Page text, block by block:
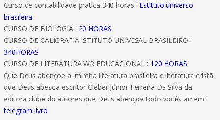
Curso de contabilidade pratica 340 horas : Estituto universo
brasileira
CURSO DE BIOLOGIA : 20 HORAS
CURSO DE CALIGRAFIA ISTITUTO UNIVESAL BRASILEIRO :
340HORAS
CURSO DE LITERATURA WR EDUCACIONAL : 120 HORAS
Que Deus abençoe a .mimha literatura brasileira e literatura cristã
que Deus abesoa escritor Cleber Júnior Ferreira Da Silva da
editora clube do autores que Deus abençoe todo vocês amem :
telegram livro